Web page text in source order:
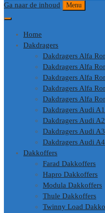
Ga naar de inhoud
Menu
Home
Dakdragers
Dakdragers Alfa
Dakdragers Alfa
Dakdragers Alfa
Dakdragers Alfa
Dakdragers Alfa
Dakdragers Audi A1
Dakdragers Audi A2
Dakdragers Audi A3
Dakdragers Audi A4
Dakkoffers
Farad Dakkoffers
Hapro Dakkoffers
Modula Dakkoffers
Thule Dakkoffers
Twinny Load